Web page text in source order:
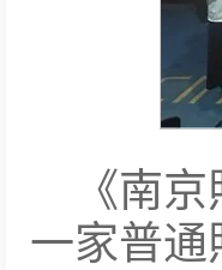
《南
一家普通